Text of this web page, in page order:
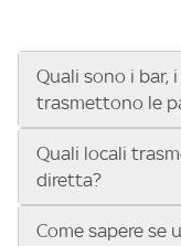
Quali sono i bar,
trasmettono le
Se cerchi un bar,
vedere le partite di
UEFA Champions
Conference League,
Quali locali
diretta?
Vuoi sapere quali
Come sapere